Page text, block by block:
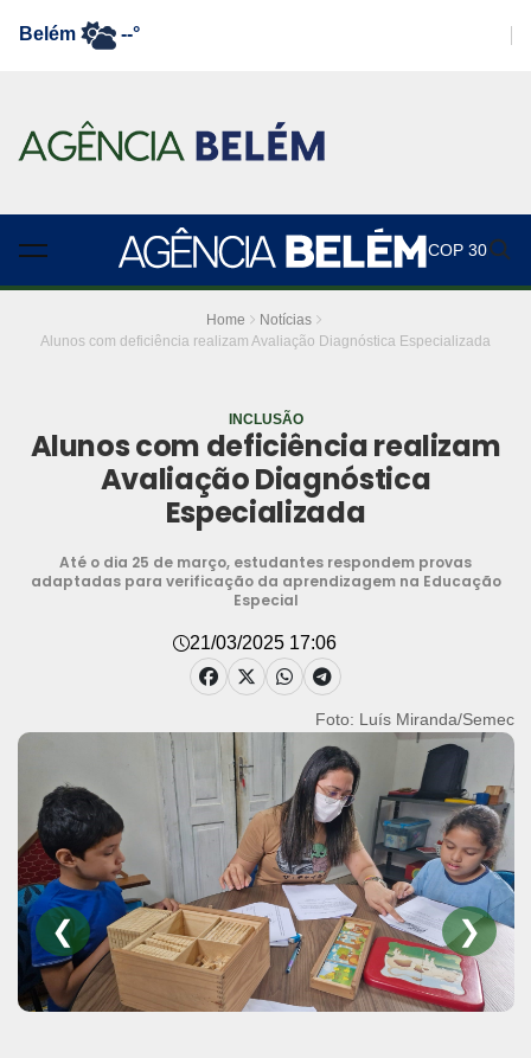
Belém --°
COP 30
Home
Notícias
Alunos com deficiência realizam Avaliação Diagnóstica Especializada
INCLUSÃO
Alunos com deficiência realizam
Avaliação Diagnóstica
Especializada
Até o dia 25 de março, estudantes respondem provas
adaptadas para verificação da aprendizagem na Educação
Especial
21/03/2025 17:06
Foto: Luís Miranda/Semec
❮ ❯